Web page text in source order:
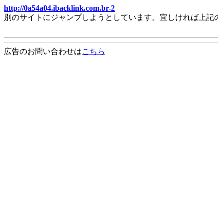
http://0a54a04.ibacklink.com.br-2
別のサイトにジャンプしようとしています。宜しければ上
広告のお問い合わせはこちら